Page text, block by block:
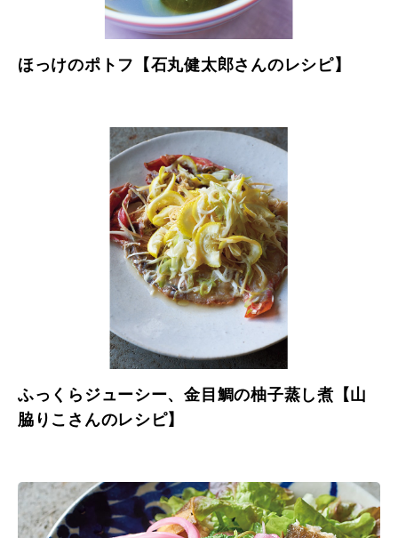
ほっけのポトフ【石丸健太郎さんのレシピ】
ふっくらジューシー、金目鯛の柚子蒸し煮【山
脇りこさんのレシピ】